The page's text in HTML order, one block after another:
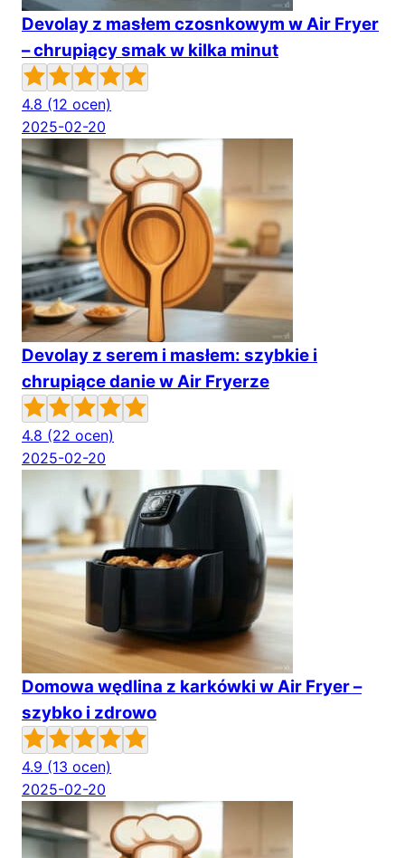
Devolay z masłem czosnkowym w Air Fryer
– chrupiący smak w kilka minut
4.8 (12 ocen)
2025-02-20
Devolay z serem i masłem: szybkie i
chrupiące danie w Air Fryerze
4.8 (22 ocen)
2025-02-20
Domowa wędlina z karkówki w Air Fryer –
szybko i zdrowo
4.9 (13 ocen)
2025-02-20